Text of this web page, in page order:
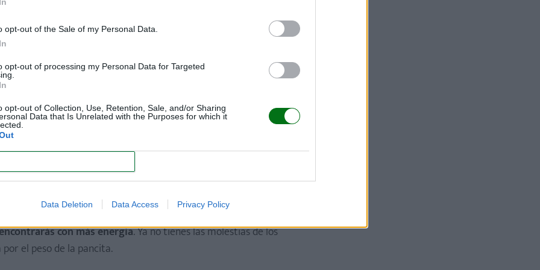
opt-out of the Sale of my Personal Data.
opt-out of processing my Personal Data for Targeted
opt-out of Collection, Use, Retention, Sale, and/or Sharing
Data that Is Unrelated with the Purposes for which it
Data Deletion Data Access Privacy Policy
el dedo. Es que, en este segundo trimestre,
primero como un ligero aleteo y después ya notarás que algo se está moviendo
llamada vérnix,
sus ojitos.
incluyendo la voz de mamá y papá, desde la pancita.
de embarazo
embarazo es que, entre las semanas 18 y 20 de embarazo, te
de tu bebé.
con más energía. Ya no tienes las molestias de los
el peso de la pancita.